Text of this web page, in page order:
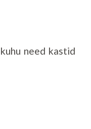
need kastid